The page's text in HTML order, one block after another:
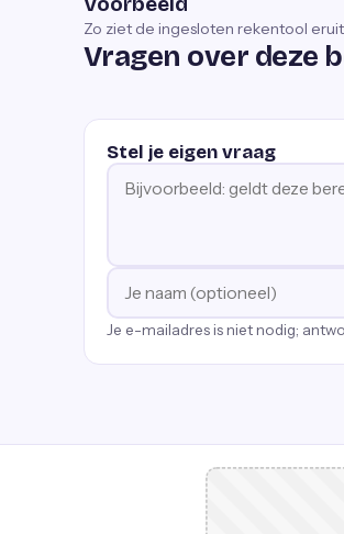
Zo ziet de ingesloten rekentool
Vragen over deze
Stel je eigen vraag
Je e-mailadres is niet nodig;